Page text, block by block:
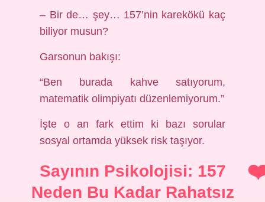
– Bir de… şey… 157’nin karekökü kaç
biliyor musun?
Garsonun bakışı:
“Ben burada kahve satıyorum,
matematik olimpiyatı düzenlemiyorum.”
İşte o an fark ettim ki bazı sorular
sosyal ortamda yüksek risk taşıyor.
Sayının Psikolojisi: 157
Neden Bu Kadar Rahatsız